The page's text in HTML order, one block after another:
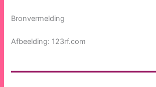
Bronvermelding
Afbeelding: 123rf.com